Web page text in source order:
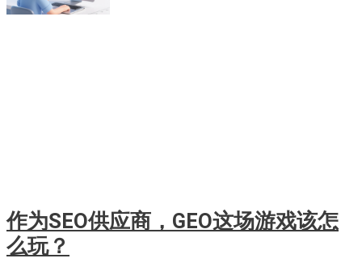
作为SEO供应商，GEO这场游戏该怎
么玩？